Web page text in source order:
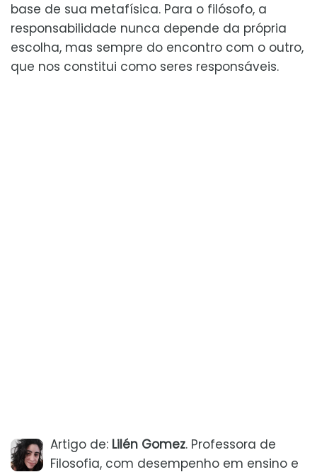
base de sua metafísica. Para o filósofo, a
responsabilidade nunca depende da própria
escolha, mas sempre do encontro com o outro,
que nos constitui como seres responsáveis.
Artigo de: Lilén Gomez. Professora de
Filosofia, com desempenho em ensino e